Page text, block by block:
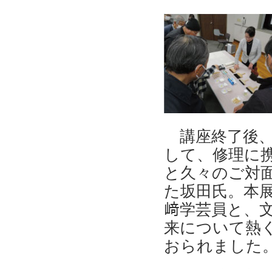
講座終了後
して、修理に
と久々のご対
た坂田氏。本
﨑学芸員と、
来について熱
おられました